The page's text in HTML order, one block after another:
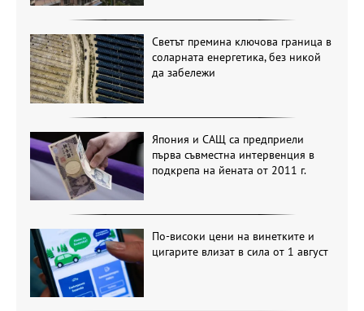
Светът премина ключова граница в
соларната енергетика, без никой
да забележи
Япония и САЩ са предприели
първа съвместна интервенция в
подкрепа на йената от 2011 г.
По-високи цени на винетките и
цигарите влизат в сила от 1 август